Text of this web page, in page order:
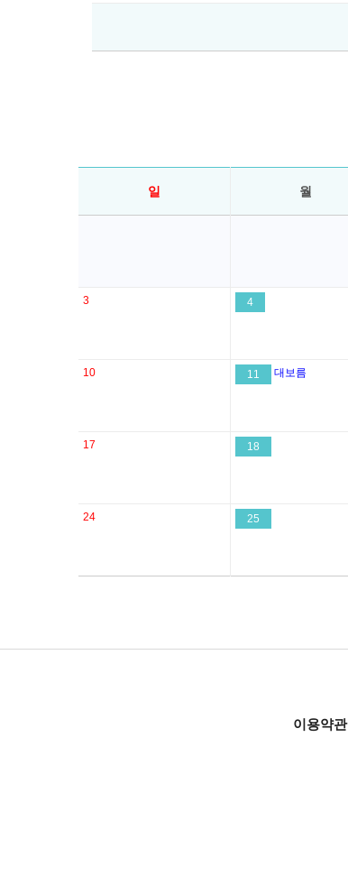
일 월
3 4
10 11 대보름
17 18
24 25
이용약관